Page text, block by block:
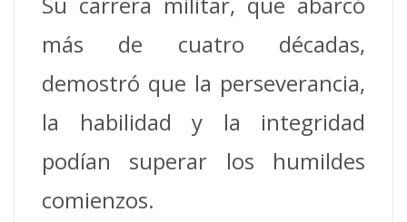
más de cuatro décadas,
demostró que la perseverancia,
la habilidad y la integridad
podían superar los humildes
comienzos.